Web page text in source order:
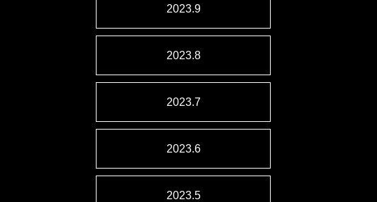
2023.9
2023.8
2023.7
2023.6
2023.5